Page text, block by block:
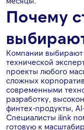
Почему
Компании выбирают
технической
проекты любого
сложных
современными
разработку,
финтех-продукты,
Специалисты ilink
готовую к